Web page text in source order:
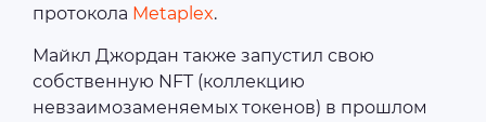
протокола Metaplex.
Майкл Джордан также запустил свою
собственную NFT (коллекцию
невзаимозаменяемых токенов) в прошлом